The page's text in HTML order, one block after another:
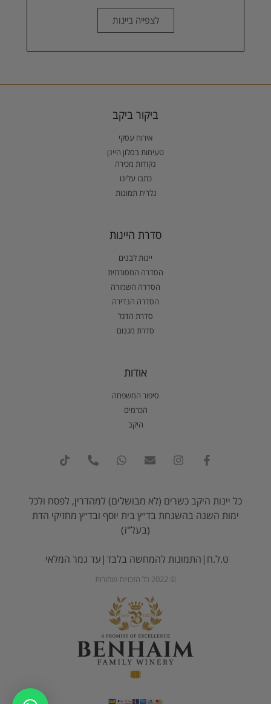
לצפייה ביינות
ביקור ביקב
אירוח עסקי
טעימות בסלון היינן
נקודות מכירה
כתבו עלינו
גלרית תמונות
סדרת היינות
יינות לבנים
הסדרה המסורתית
הסדרה השמורה
הסדרה הנדירה
סדרת הדגל
סדרת מגנום
אודות
סיפור המשפחה
הכרמים
היקב
כל יינות היקב כשרים (לא מבושלים) למהדרין, לפסח ולכל
ימות השנה בהשגחת בד״ץ בית יוסף ובד״ץ מחזיקי הדת
(בעל"ז)
ט.ל.ח|התמונות להמחשה בלבד|עד גמר המלאי
© 2022 כל הזכויות שמורות